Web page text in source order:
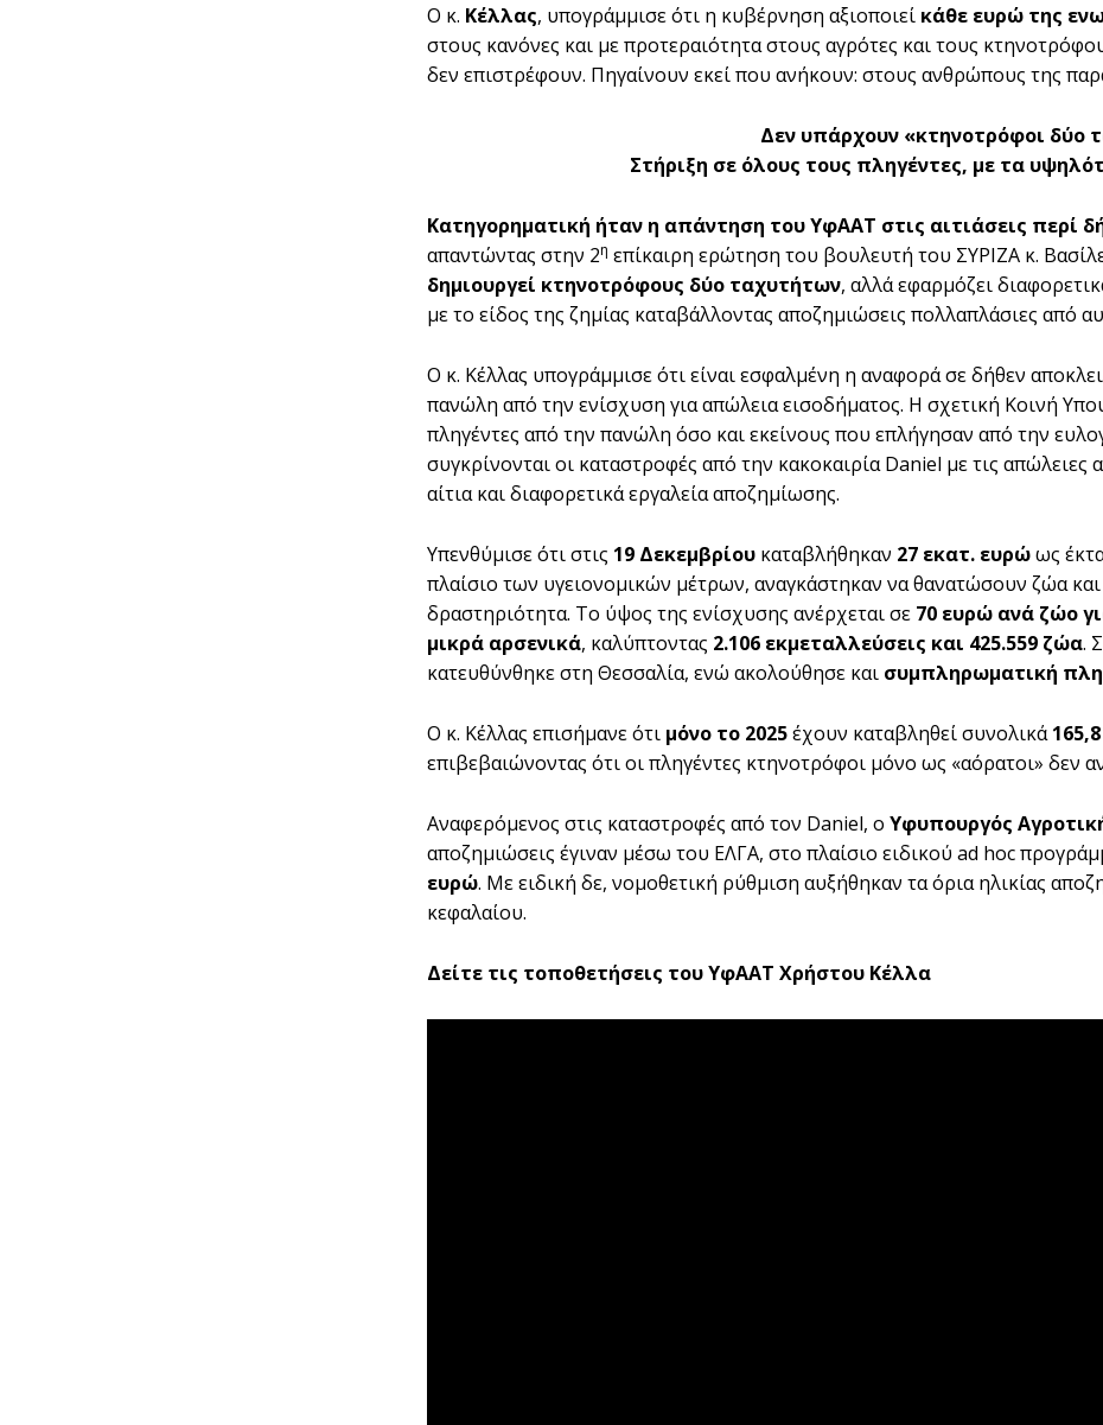
Ο κ. Κέλλας, υπογράμμισε ότι η κυβέρνηση αξιοποιεί κάθε ευρώ της
στους κανόνες και με προτεραιότητα στους αγρότες και τους
δεν επιστρέφουν. Πηγαίνουν εκεί που ανήκουν: στους ανθρώπους της
Δεν υπάρχουν «κτηνοτρόφοι δύο
Στήριξη σε όλους τους πληγέντες, με τα
Κατηγορηματική ήταν η απάντηση του ΥφΑΑΤ στις αιτιάσεις περί
απαντώντας στην 2η επίκαιρη ερώτηση του βουλευτή του ΣΥΡΙΖΑ κ.
δημιουργεί κτηνοτρόφους δύο ταχυτήτων, αλλά εφαρμόζει
με το είδος της ζημίας καταβάλλοντας αποζημιώσεις πολλαπλάσιες από
Ο κ. Κέλλας υπογράμμισε ότι είναι εσφαλμένη η αναφορά σε δήθεν
πανώλη από την ενίσχυση για απώλεια εισοδήματος. Η σχετική Κοινή
πληγέντες από την πανώλη όσο και εκείνους που επλήγησαν από την
συγκρίνονται οι καταστροφές από την κακοκαιρία Daniel με τις απώλειες
αίτια και διαφορετικά εργαλεία αποζημίωσης.
Υπενθύμισε ότι στις 19 Δεκεμβρίου καταβλήθηκαν 27 εκατ. ευρώως
πλαίσιο των υγειονομικών μέτρων, αναγκάστηκαν να θανατώσουν ζώα
δραστηριότητα. Το ύψος της ενίσχυσης ανέρχεται σε 70 ευρώ ανά ζώο
μικρά αρσενικά, καλύπτοντας 2.106 εκμεταλλεύσεις και 425.559 ζώα.
κατευθύνθηκε στη Θεσσαλία, ενώ ακολούθησε και συμπληρωματική
Ο κ. Κέλλας επισήμανε ότι μόνο το 2025έχουν καταβληθεί συνολικά
επιβεβαιώνοντας ότι οι πληγέντες κτηνοτρόφοι μόνο ως «αόρατοι» δεν
Αναφερόμενος στις καταστροφές από τον Daniel, ο Υφυπουργός
αποζημιώσεις έγιναν μέσω του ΕΛΓΑ, στο πλαίσιο ειδικού ad hoc
ευρώ. Με ειδική δε, νομοθετική ρύθμιση αυξήθηκαν τα όρια ηλικίας
κεφαλαίου.
Δείτε τις τοποθετήσεις του ΥφΑΑΤ Χρήστου Κέλλα